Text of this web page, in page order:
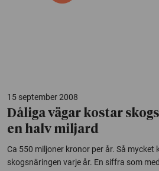
15 september 2008
Dåliga vägar kostar
en halv miljard
Ca 550 miljoner kronor per år. Så
skogsnäringen varje år. En siffra som